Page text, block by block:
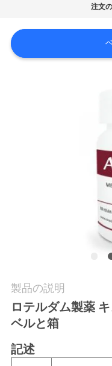
行
絡
し
な
さ
注文
製品の説明
ロテルダム製薬
ベルと箱
記述